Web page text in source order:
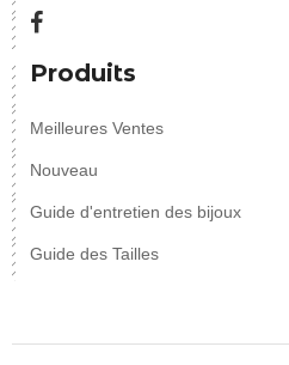
Produits
Meilleures Ventes
Nouveau
Guide d'entretien des bijoux
Guide des Tailles